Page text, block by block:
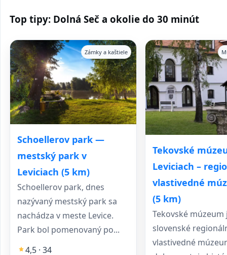
Top tipy: Dolná Seč a okolie do 30 minút
Schoellerov park —
mestský park v
Leviciach (5 km)
Zámky a kaštiele
Schoellerov park, dnes
nazývaný mestský park sa
nachádza v meste Levice.
Park bol pomenovaný po...
4,5 · 34
Tekovské
Leviciach –
vlastivedné
(5 km)
Tekovské múzeum
slovenské
vlastivedné